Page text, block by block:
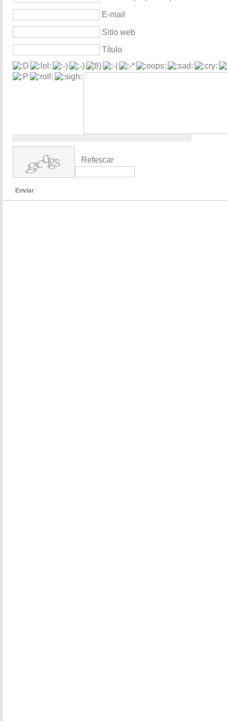
E-mail
Sitio web
Título
Refescar
Enviar